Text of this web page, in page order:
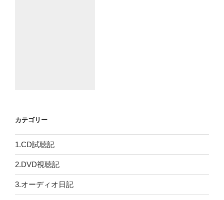
カテゴリー
1.CD試聴記
2.DVD視聴記
3.オーディオ日記